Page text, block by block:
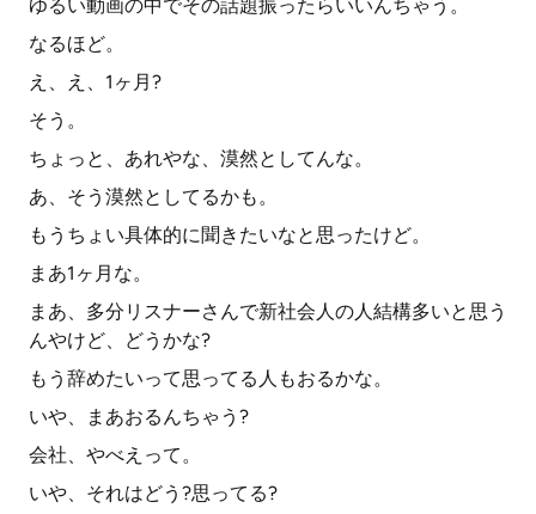
ゆるい動画の中でその話題振ったらいいんちゃう。
なるほど。
え、え、1ヶ月?
そう。
ちょっと、あれやな、漠然としてんな。
あ、そう漠然としてるかも。
もうちょい具体的に聞きたいなと思ったけど。
まあ1ヶ月な。
まあ、多分リスナーさんで新社会人の人結構多いと思う
んやけど、どうかな?
もう辞めたいって思ってる人もおるかな。
いや、まあおるんちゃう?
会社、やべえって。
いや、それはどう?思ってる?